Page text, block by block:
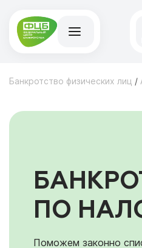
Банкротство физических лиц /
ПО
Поможем законно